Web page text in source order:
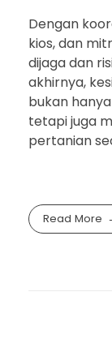
Dengan
kios, dan
dijaga dan
akhirnya,
bukan
tetapi juga
pertanian
Read More